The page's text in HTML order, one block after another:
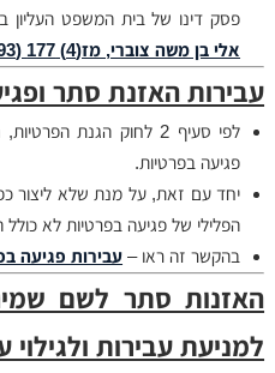
פסק דינו של בית המשפט העליון ב
אלי בן משה צוברי, מז(4) 177 (1993)‏
עבירות האזנת סתר
לפי סעיף 2 לחוק הגנת
פגיעה בפרטיות.
יחד עם זאת, על מנת שלא ליצור
הפלילי של פגיעה בפרטיות לא
בהקשר זה ראו – עבירות פגיעה
האזנות סתר לשם
למניעת עבירות ולגילוי